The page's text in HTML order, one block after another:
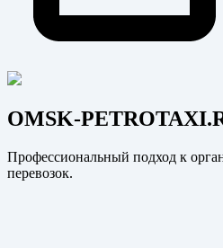
OMSK-
Профессиональный подход к
перевозок.